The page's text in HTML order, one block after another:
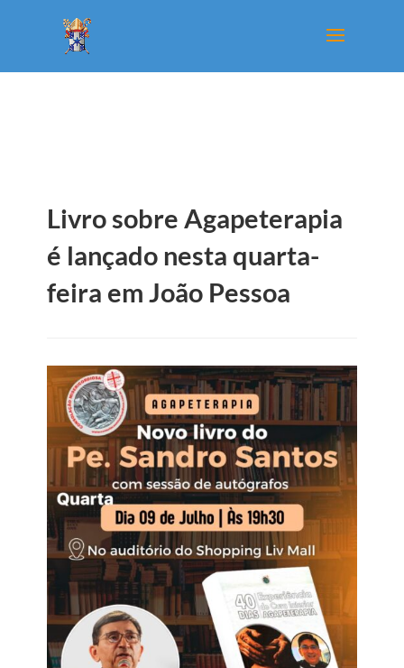
Livro sobre Agapeterapia
é lançado nesta quarta-
feira em João Pessoa